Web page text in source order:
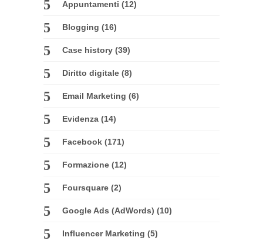
Appuntamenti (12)
Blogging (16)
Case history (39)
Diritto digitale (8)
Email Marketing (6)
Evidenza (14)
Facebook (171)
Formazione (12)
Foursquare (2)
Google Ads (AdWords) (10)
Influencer Marketing (5)